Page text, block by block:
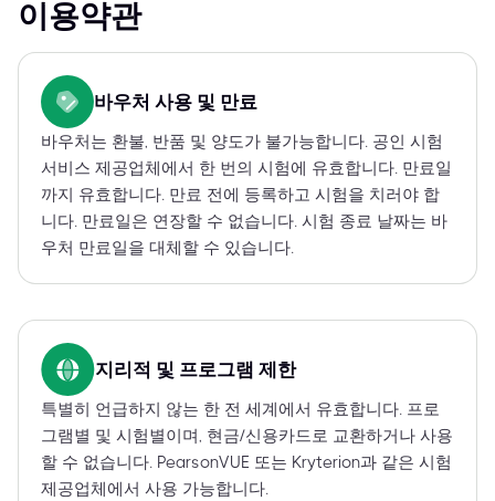
이용약관
바우처 사용 및 만료
바우처는 환불, 반품 및 양도가 불가능합니다. 공인 시험
서비스 제공업체에서 한 번의 시험에 유효합니다. 만료일
까지 유효합니다. 만료 전에 등록하고 시험을 치러야 합
니다. 만료일은 연장할 수 없습니다. 시험 종료 날짜는 바
우처 만료일을 대체할 수 있습니다.
지리적 및 프로그램 제한
특별히 언급하지 않는 한 전 세계에서 유효합니다. 프로
그램별 및 시험별이며, 현금/신용카드로 교환하거나 사용
할 수 없습니다. PearsonVUE 또는 Kryterion과 같은 시험
제공업체에서 사용 가능합니다.